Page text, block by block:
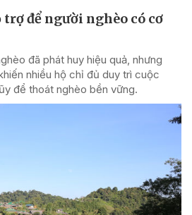
để người nghèo có cơ
đã phát huy hiệu quả, nhưng
nhiều hộ chỉ đủ duy trì cuộc
để thoát nghèo bền vững.